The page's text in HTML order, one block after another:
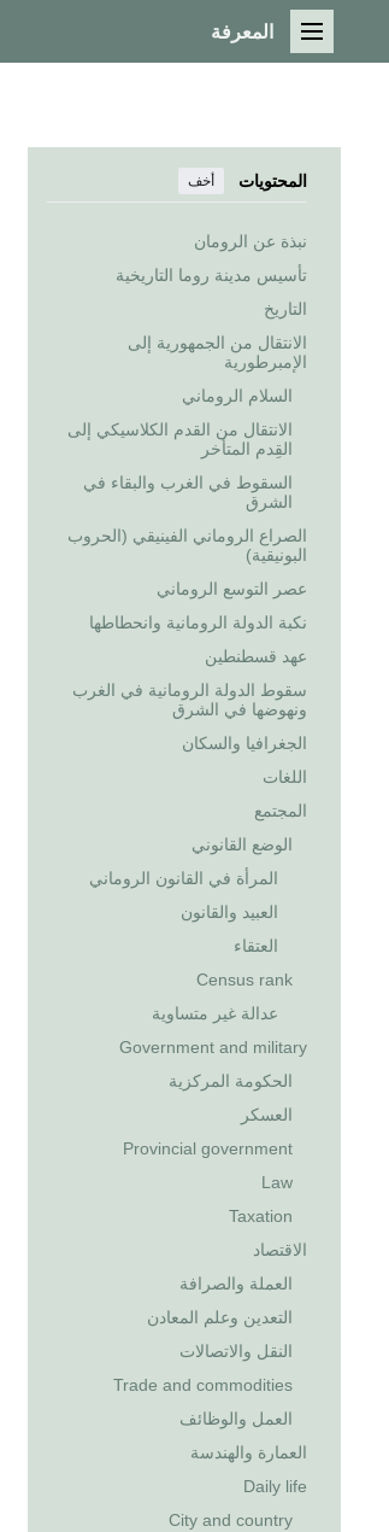
القائمة الرئيسية
المعرفة
المحتويات أخف
نبذة عن الرومان
تأسيس مدينة روما التاريخية
التاريخ
الانتقال من الجمهورية إلى
الإمبرطورية
السلام الروماني
الانتقال من القدم الكلاسيكي إلى
القِدم المتأخر
السقوط في الغرب والبقاء في
الشرق
الصراع الروماني الفينيقي (الحروب
البونيقية)
عصر التوسع الروماني
نكبة الدولة الرومانية وانحطاطها
عهد قسطنطين
سقوط الدولة الرومانية في الغرب
ونهوضها في الشرق
الجغرافيا والسكان
اللغات
المجتمع
الوضع القانوني
المرأة في القانون الروماني
العبيد والقانون
العتقاء
Census rank
عدالة غير متساوية
Government and military
الحكومة المركزية
العسكر
Provincial government
Law
Taxation
الاقتصاد
العملة والصرافة
التعدين وعلم المعادن
النقل والاتصالات
Trade and commodities
العمل والوظائف
العمارة والهندسة
Daily life
City and country